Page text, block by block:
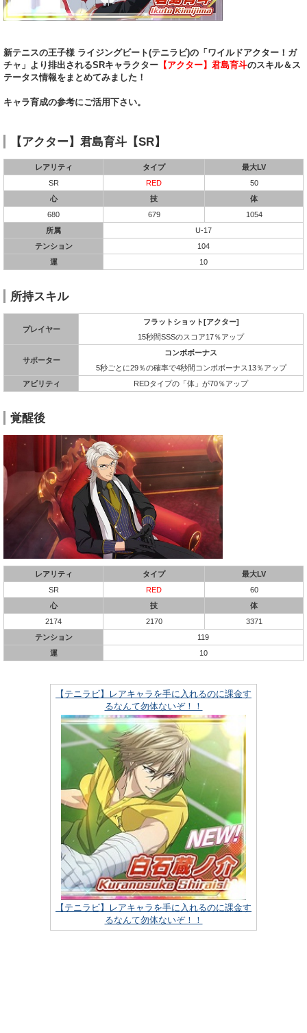
新テニスの王子様 ライジングビート(テニラビ)の「ワイルドアクター！ガ
チャ」より排出されるSRキャラクター 【アクター】君島育斗のスキル＆ス
テータス情報をまとめてみました！
キャラ育成の参考にご活用下さい。
【アクター】君島育斗【SR】
レアリティ タイプ
最大LV
SR
RED
50
心
技
体
680
679
1054
所属
U-17
テンション
104
運
10
所持スキル
プレイヤー
フラットショット[アクター]
15秒間SSSのスコア17％アップ
サポーター
コンボボーナス
5秒ごとに29％の確率で4秒間コンボボーナス13％アップ
アビリティ
REDタイプの「体」が70％アップ
覚醒後
レアリティ タイプ
最大LV
SR
RED
60
心
技
体
2174
2170
3371
テンション
119
運
10
【テニラビ】レアキャラを手に入れるのに課金す
るなんて勿体ないぞ！！
【テニラビ】レアキャラを手に入れるのに課金す
るなんて勿体ないぞ！！